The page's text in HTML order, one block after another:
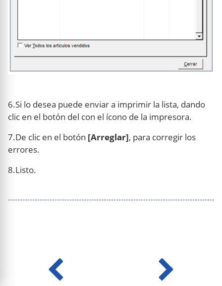
6.Si lo desea puede enviar a imprimir la lista, dando
clic en el botón del con el ícono de la impresora.
7.De clic en el botón [Arreglar], para corregir los
errores.
8.Listo.